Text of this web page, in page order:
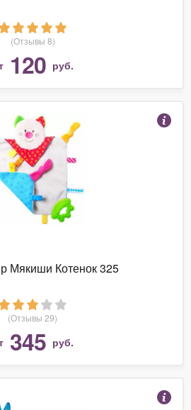
(Отзывы 8)
120 руб.
Мякиши Котенок 325
(Отзывы 29)
345 руб.